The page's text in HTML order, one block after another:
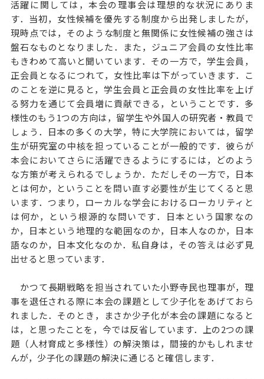
活躍に関しては，本会の理事会は理想的な状況にありま
す．当初，女性候補を優先する制度から出発しましたが，
現時点では，そのような制度と無関係に女性候補の強さは
盤石なものとなりました．また，ジュニア会員の女性比率
もきわめて高いと聞いています．その一方で，学生会員，
正会員となるにつれて，女性比率は下がっていきます．こ
のことを逆に見ると，学生会員と正会員の女性比率を上げ
る努力を通じて会員増に貢献できる，ということです．多
様性のもう1つの方向は，留学生や外国人の研究者・教員で
しょう．日本の多くの大学，特に大学院においては，留学
生が研究室の中核を担っていることが一般的です．彼らが
本会においてさらに活躍できるようにするには，どのよう
な方策が考えられるでしょうか．ただしその一方で，日本
とは何か，ということを問い直す必要性が生じてくると思
います．つまり，ローカルな学会におけるローカリティと
は何か，という根源的な問いです．日本という国家なの
か，日本という地理的な範囲なのか，日本人なのか，日本
語なのか，日本文化なのか．私自身は，その答えは必ず見
出せると思っています．
かつて長期戦略を担当されていた小野寺民也理事が，理
事を退任される際に本会の課題として少子化をあげておら
れました．そのとき，まさか少子化が本会の課題になると
は，と思ったことを，今では反省しています．上の2つの課
題（人材育成と多様性）の解決策は，間接的かもしれませ
んが，少子化の課題の解決に通じると確信します．